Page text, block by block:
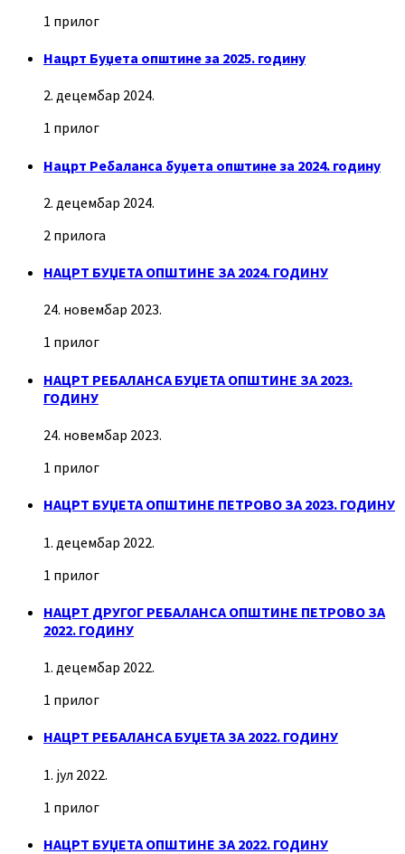
1 прилог
Нацрт Буџета општине за 2025. годину
2. децембар 2024.
1 прилог
Нацрт Ребаланса буџета општине за 2024. годину
2. децембар 2024.
2 прилога
НАЦРТ БУЏЕТА ОПШТИНЕ ЗА 2024. ГОДИНУ
24. новембар 2023.
1 прилог
НАЦРТ РЕБАЛАНСА БУЏЕТА ОПШТИНЕ ЗА 2023.
ГОДИНУ
24. новембар 2023.
1 прилог
НАЦРТ БУЏЕТА ОПШТИНЕ ПЕТРОВО ЗА 2023. ГОДИНУ
1. децембар 2022.
1 прилог
НАЦРТ ДРУГОГ РЕБАЛАНСА ОПШТИНЕ ПЕТРОВО ЗА
2022. ГОДИНУ
1. децембар 2022.
1 прилог
НАЦРТ РЕБАЛАНСА БУЏЕТА ЗА 2022. ГОДИНУ
1. јул 2022.
1 прилог
НАЦРТ БУЏЕТА ОПШТИНЕ ЗА 2022. ГОДИНУ